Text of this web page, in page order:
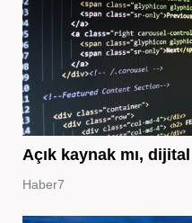
Açık kaynak mı, dijital
Haber7